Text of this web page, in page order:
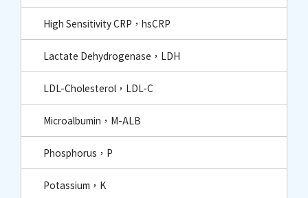
High Sensitivity CRP，hsCRP
Lactate Dehydrogenase，LDH
LDL-Cholesterol，LDL-C
Microalbumin，M-ALB
Phosphorus，P
Potassium，K